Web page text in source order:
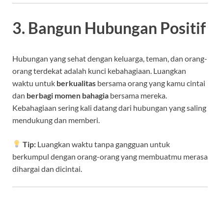
3. Bangun Hubungan Positif
Hubungan yang sehat dengan keluarga, teman, dan orang-
orang terdekat adalah kunci kebahagiaan. Luangkan
waktu untuk berkualitas bersama orang yang kamu cintai
dan berbagi momen bahagia bersama mereka.
Kebahagiaan sering kali datang dari hubungan yang saling
mendukung dan memberi.
Tip: Luangkan waktu tanpa gangguan untuk
berkumpul dengan orang-orang yang membuatmu merasa
dihargai dan dicintai.